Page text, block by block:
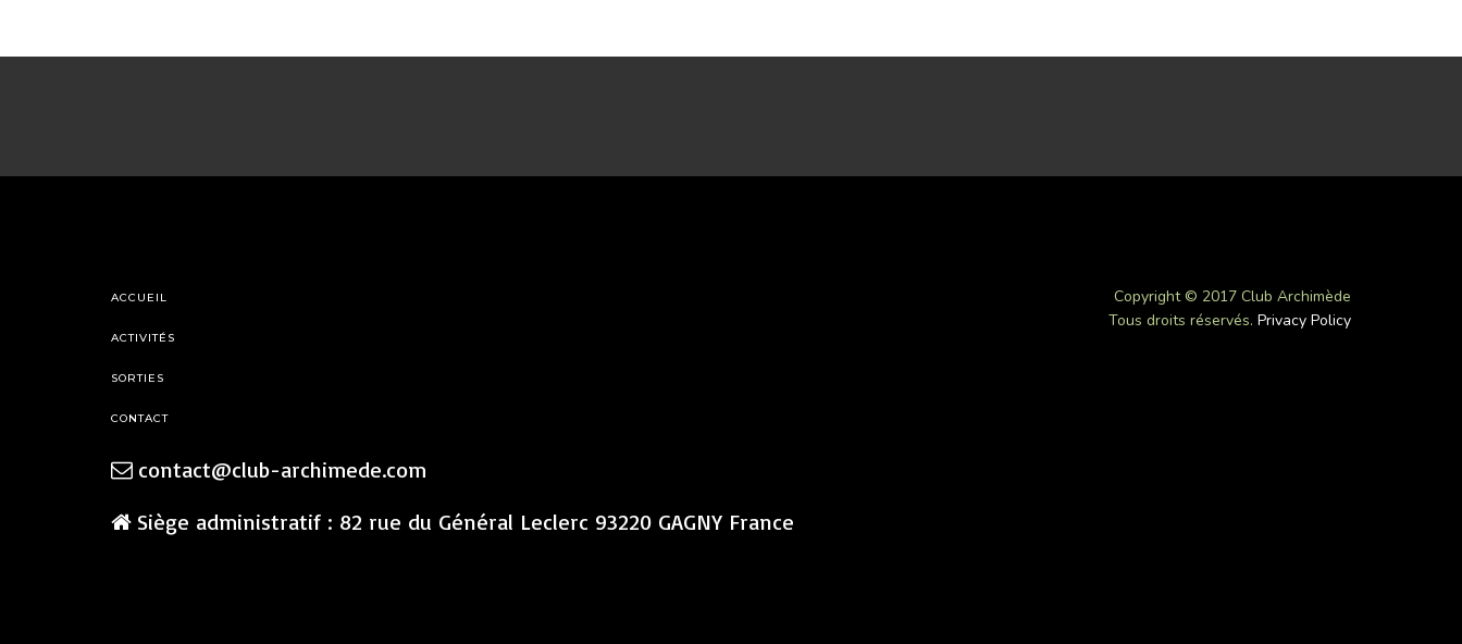
ACCUEIL
ACTIVITÉS
SORTIES
CONTACT
contact@club-archimede.com
Siège administratif : 82 rue du Général Leclerc 93220 GAGNY France
Copyright © 2017 Club Archimède
Tous droits réservés. Privacy Policy